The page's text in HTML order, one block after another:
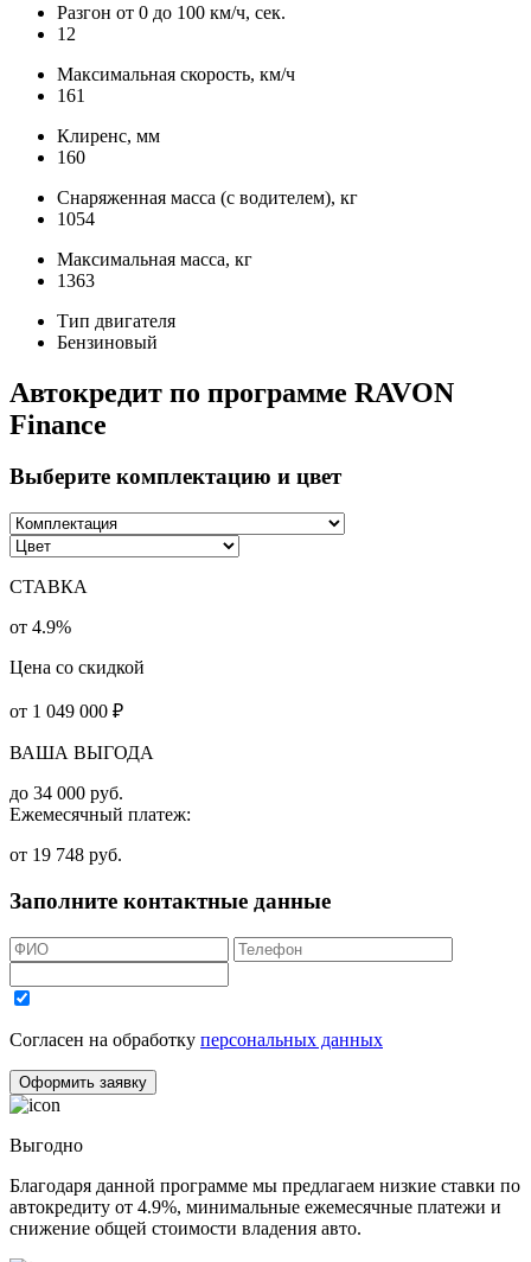
Разгон от 0 до 100 км/ч, сек.
12
Максимальная скорость, км/ч
161
Клиренс, мм
160
Снаряженная масса (с водителем), кг
1054
Максимальная масса, кг
1363
Тип двигателя
Бензиновый
Автокредит по программе RAVON
Finance
Выберите комплектацию и цвет
СТАВКА
от 4.9%
Цена со скидкой
от 1 049 000 ₽
ВАША ВЫГОДА
до 34 000 руб.
Ежемесячный платеж:
от 19 748 руб.
Заполните контактные данные
Согласен на обработку персональных данных
Оформить заявку
Выгодно
Благодаря данной программе мы предлагаем низкие ставки по
автокредиту от 4.9%, минимальные ежемесячные платежи и
снижение общей стоимости владения авто.